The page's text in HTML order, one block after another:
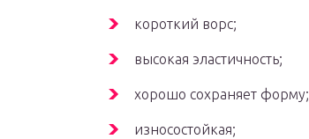
короткий ворс;
высокая эластичность;
хорошо сохраняет форму;
износостойкая;